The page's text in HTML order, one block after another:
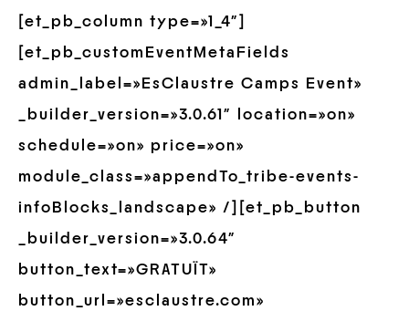
[et_pb_column type=»1_4″]
[et_pb_customEventMetaFields
admin_label=»EsClaustre Camps Event»
_builder_version=»3.0.61″ location=»on»
schedule=»on» price=»on»
module_class=»appendTo_tribe-events-
infoBlocks_landscape» /][et_pb_button
_builder_version=»3.0.64″
button_text=»GRATUÏT»
button_url=»esclaustre.com»